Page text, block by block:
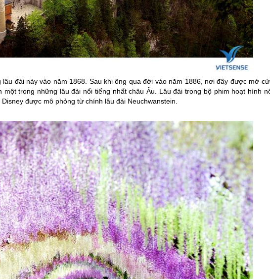
đài này vào năm 1868. Sau khi ông qua đời vào năm 1886, nơi đây được mở
trong những lâu đài nổi tiếng nhất châu Âu. Lâu đài trong bộ phim hoạt hình
được mô phỏng từ chính lâu đài Neuchwanstein.